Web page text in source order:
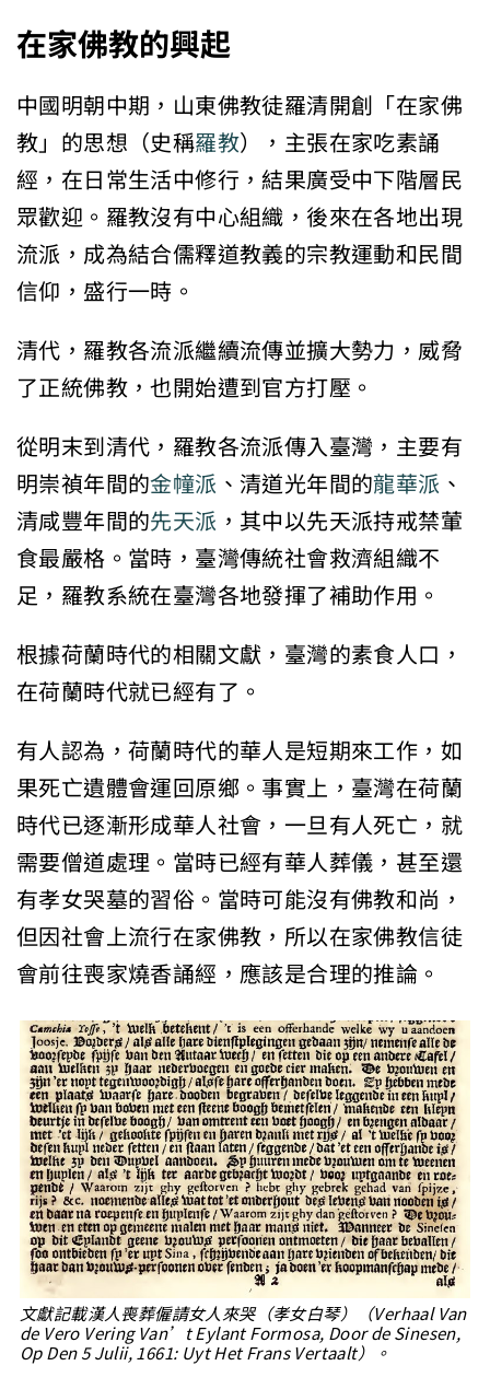
在家佛教的興起
中國明朝中期，山東佛教徒羅清開創「在家佛
教」的思想（史稱羅教），主張在家吃素誦
經，在日常生活中修行，結果廣受中下階層民
眾歡迎。羅教沒有中心組織，後來在各地出現
流派，成為結合儒釋道教義的宗教運動和民間
信仰，盛行一時。
清代，羅教各流派繼續流傳並擴大勢力，威脅
了正統佛教，也開始遭到官方打壓。
從明末到清代，羅教各流派傳入臺灣，主要有
明崇禎年間的金幢派、清道光年間的龍華派、
清咸豐年間的先天派，其中以先天派持戒禁葷
食最嚴格。當時，臺灣傳統社會救濟組織不
足，羅教系統在臺灣各地發揮了補助作用。
根據荷蘭時代的相關文獻，臺灣的素食人口，
在荷蘭時代就已經有了。
有人認為，荷蘭時代的華人是短期來工作，如
果死亡遺體會運回原鄉。事實上，臺灣在荷蘭
時代已逐漸形成華人社會，一旦有人死亡，就
需要僧道處理。當時已經有華人葬儀，甚至還
有孝女哭墓的習俗。當時可能沒有佛教和尚，
但因社會上流行在家佛教，所以在家佛教信徒
會前往喪家燒香誦經，應該是合理的推論。
文獻記載漢人喪葬僱請女人來哭（孝女白琴）（Verhaal Van
de Vero Vering Van’t Eylant Formosa, Door de Sinesen,
Op Den 5 Julii, 1661: Uyt Het Frans Vertaalt）。